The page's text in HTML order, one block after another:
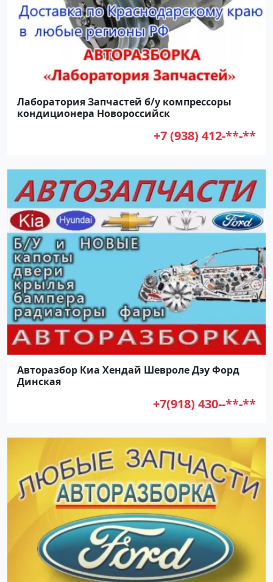
Лаборатория Запчастей б/у компрессоры
кондиционера Новороссийск
+7 (938) 412-**-**
Авторазбор Киа Хендай Шевроле Дэу Форд
Динская
+7(918) 430--**-**